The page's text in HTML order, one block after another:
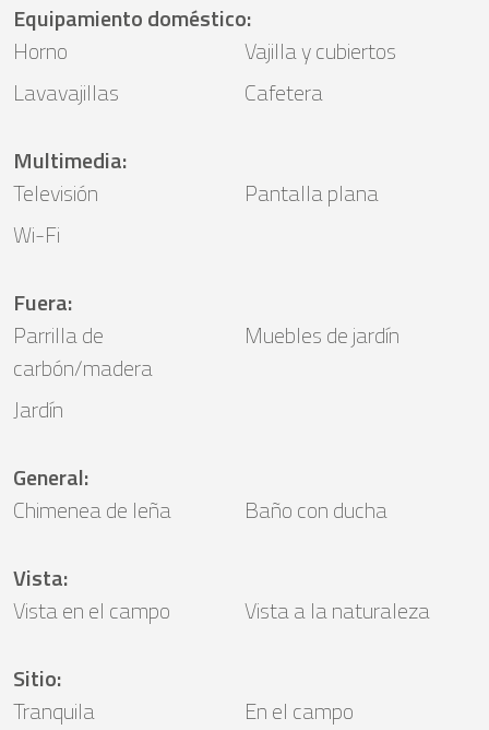
Equipamiento doméstico:
Horno
Vajilla y cubiertos
Lavavajillas
Cafetera
Multimedia:
Televisión
Pantalla plana
Wi-Fi
Fuera:
Parrilla de
carbón/madera
Muebles de jardín
Jardín
General:
Chimenea de leña
Baño con ducha
Vista:
Vista en el campo
Vista a la naturaleza
Sitio:
Tranquila
En el campo